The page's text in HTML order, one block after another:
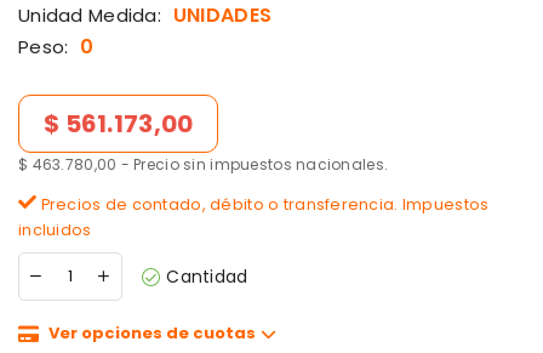
Unidad Medida: UNIDADES
Peso: 0
Precio de lista
$ 561.173,00
$ 463.780,00 - Precio sin impuestos nacionales.
Precios de contado, débito o transferencia. Impuestos
incluidos
Cantidad
Ver opciones de cuotas